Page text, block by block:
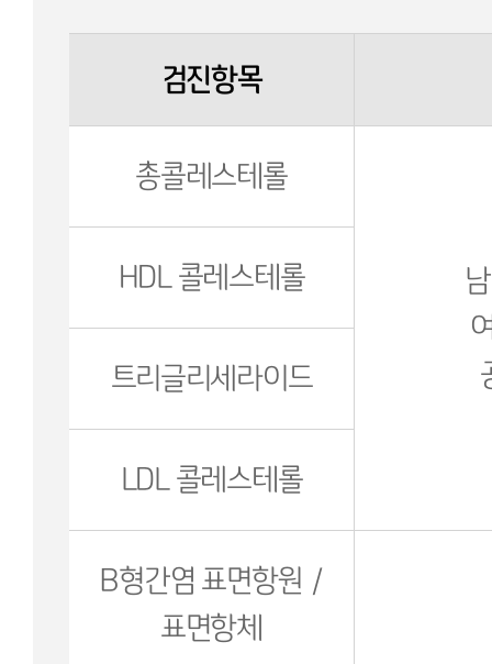
검진항목
총콜레스테롤
HDL 콜레스테롤
트리글리세라이드
LDL 콜레스테롤
B형간염 표면항원 /
표면항체